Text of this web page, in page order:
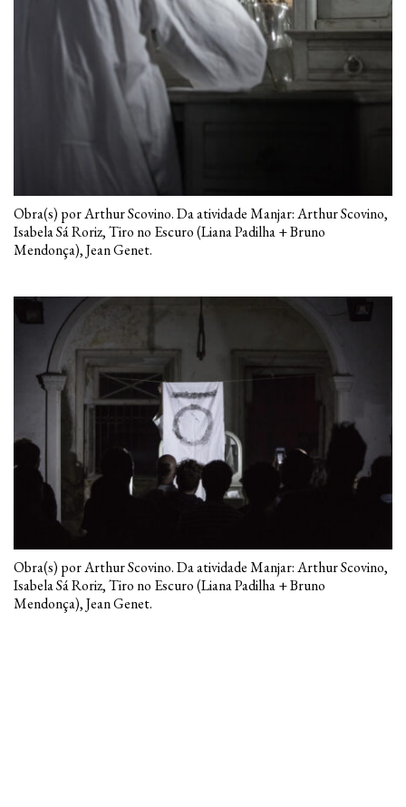
Obra(s) por Arthur Scovino. Da atividade Manjar: Arthur Scovino,
Isabela Sá Roriz, Tiro no Escuro (Liana Padilha + Bruno
Mendonça), Jean Genet.
Obra(s) por Arthur Scovino. Da atividade Manjar: Arthur Scovino,
Isabela Sá Roriz, Tiro no Escuro (Liana Padilha + Bruno
Mendonça), Jean Genet.